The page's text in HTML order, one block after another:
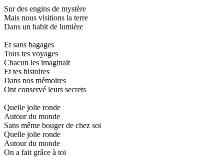
Sur des engins de mystère
Mais nous visitions la terre
Dans un habit de lumière
Et sans bagages
Tous tes voyages
Chacun les imaginait
Et tes histoires
Dans nos mémoires
Ont conservé leurs secrets
Quelle jolie ronde
Autour du monde
Sans même bouger de chez soi
Quelle jolie ronde
Autour du monde
On a fait grâce à toi